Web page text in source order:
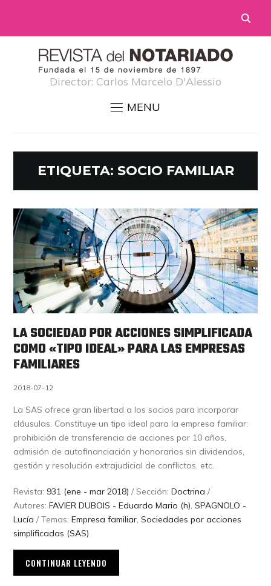
Director: Carlos Marcelo D'Alessio
MENU
ETIQUETA: SOCIO FAMILIAR
LA SOCIEDAD POR ACCIONES SIMPLIFICADA
COMO «TIPO IDEAL» PARA LAS EMPRESAS
FAMILIARES
2018-07-12
La SAS ofrece gran libertad a los socios para incorporar
cláusulas. Constituye un tipo ideal para la empresa familiar:
prohibición de transferencia de acciones por 10 años,
admisión de autofinanciación y honorarios sin dividendos,
gestión y resolución extrajudicial de conflictos, etc.
Revista: 931 (ene - mar 2018) / Sección:Doctrina /
Autores:FAVIER DUBOIS - Eduardo Mario (h),SPAGNOLO -
Lucía / Temas:Empresa familiar,Sociedades por acciones
simplificadas (SAS)
CONTINUAR LEYENDO